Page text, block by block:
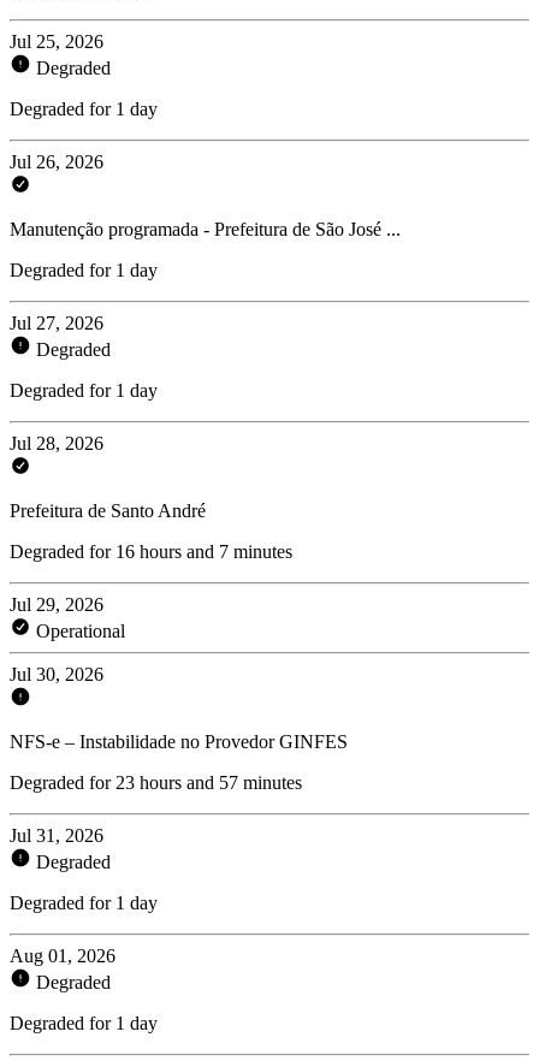
Jul 25, 2026
Degraded
Degraded for 1 day
Jul 26, 2026
Manutenção programada - Prefeitura de São José ...
Degraded for 1 day
Jul 27, 2026
Degraded
Degraded for 1 day
Jul 28, 2026
Prefeitura de Santo André
Degraded for 16 hours and 7 minutes
Jul 29, 2026
Operational
Jul 30, 2026
NFS-e – Instabilidade no Provedor GINFES
Degraded for 23 hours and 57 minutes
Jul 31, 2026
Degraded
Degraded for 1 day
Aug 01, 2026
Degraded
Degraded for 1 day